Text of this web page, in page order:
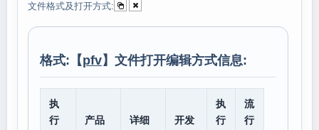
文件格式及打开方式:
格式:【pfv】文件打开编辑方式信息:
执
行
产品
详细
开发
执
行
流
行